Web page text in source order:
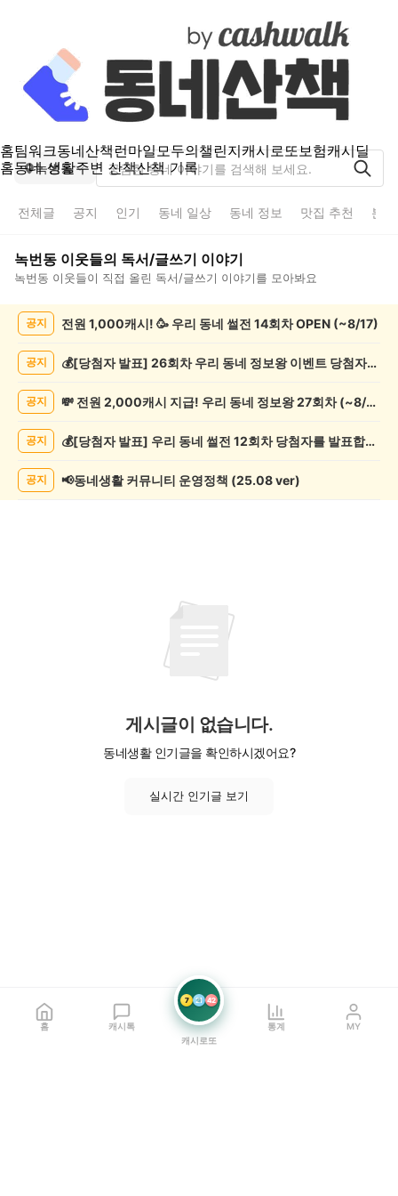
홈팀워크동네산책런마일모두의챌린지캐시로또보험캐시딜
홈동네 생활주변 산책산책 기록
녹번동
전체글 공지 인기 동네 일상 동네 정보 맛집 추천 분
녹번동 이웃들의 독서/글쓰기 이야기
녹번동 이웃들이 직접 올린 독서/글쓰기 이야기를 모아봐요
목
공지 전원 1,000캐시! 🥳 우리 동네 썰전 14회차 OPEN (~8/17)
공지 💰[당첨자 발표] 26회차 우리 동네 정보왕 이벤트 당첨자를 발표합니다!
공지 💸 전원 2,000캐시 지급! 우리 동네 정보왕 27회차 (~8/10)
공지 💰[당첨자 발표] 우리 동네 썰전 12회차 당첨자를 발표합니다!
공지 📢동네생활 커뮤니티 운영정책 (25.08 ver)
게시글이 없습니다.
동네생활 인기글을 확인하시겠어요?
실시간 인기글 보기
홈 캐시톡
7 21 42
캐시로또
통계 MY